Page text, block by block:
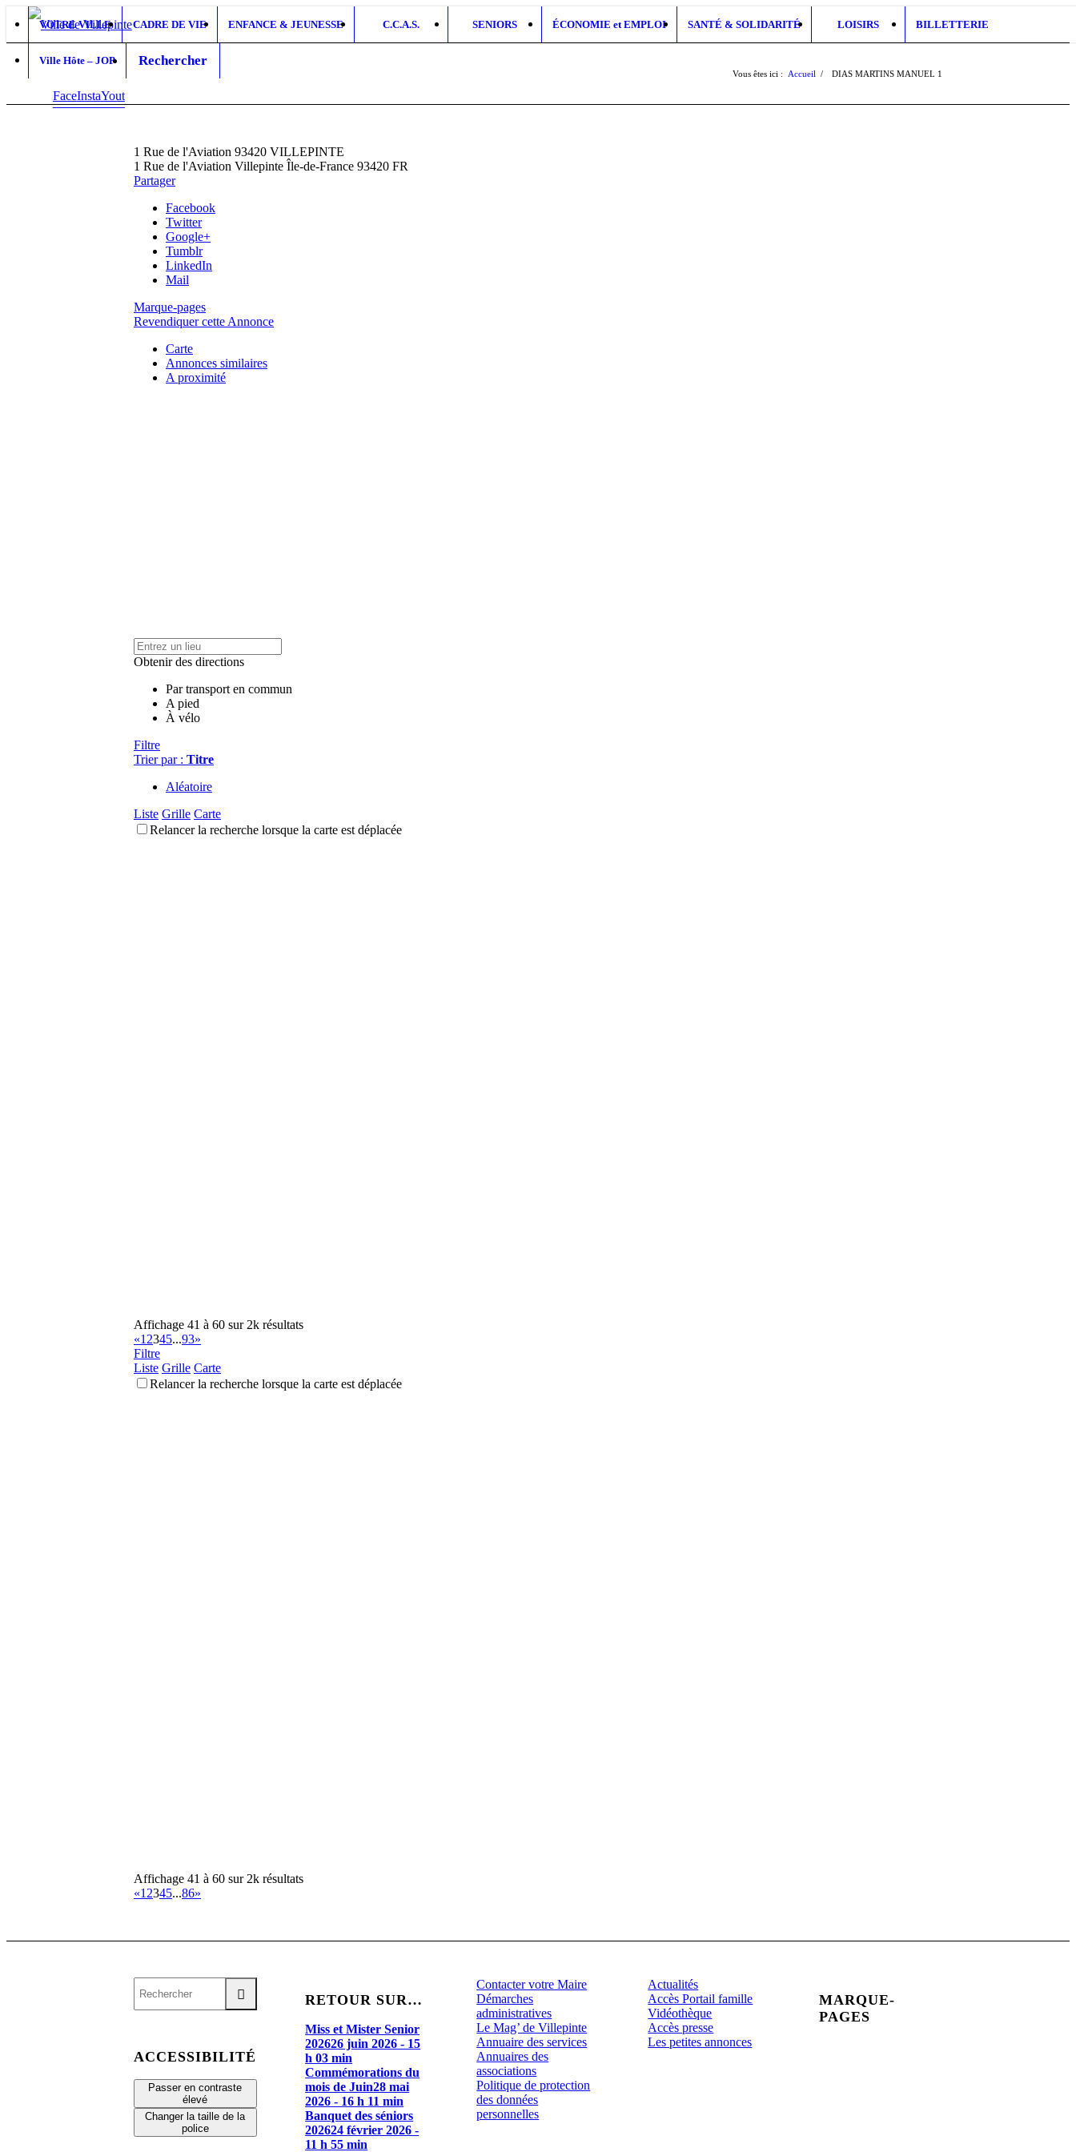
VOTRE VILLE CADRE DE VIE ENFANCE & JEUNESSE C.C.A.S. SENIORS ÉCONOMIE et EMPLOI SANTÉ & SOLIDARITÉ LOISIRS BILLETTERIE
Ville Hôte – JOP Rechercher
FaceInstaYout
Vous êtes ici : Accueil 1
/ DIAS MARTINS MANUEL
1 Rue de l'Aviation 93420 VILLEPINTE
1 Rue de l'Aviation Villepinte Île-de-France 93420 FR
Partager
Facebook
Twitter
Google+
Tumblr
LinkedIn
Mail
Marque-pages
Revendiquer cette Annonce
Carte
Annonces similaires
A proximité
Obtenir des directions
Par transport en commun
A pied
À vélo
Filtre
Trier par : Titre
Aléatoire
Liste Grille Carte
Relancer la recherche lorsque la carte est déplacée
Affichage 41 à 60 sur 2k résultats
«1 2345...93»
Filtre
Liste Grille Carte
Relancer la recherche lorsque la carte est déplacée
Affichage 41 à 60 sur 2k résultats
«1 2345...86»
ACCESSIBILITÉ
Passer en contraste
élevé
Changer la taille de la
police
RETOUR SUR…
Miss et Mister Senior
202626 juin 2026 - 15
h 03 min
Commémorations du
mois de Juin28 mai
2026 - 16 h 11 min
Banquet des séniors
202624 février 2026 -
11 h 55 min
Contacter votre Maire
Démarches
administratives
Le Mag’ de Villepinte
Annuaire des services
Annuaires des
associations
Politique de protection
des données
personnelles
Actualités
Accès Portail famille
Vidéothèque
Accès presse
Les petites annonces
MARQUE-
PAGES